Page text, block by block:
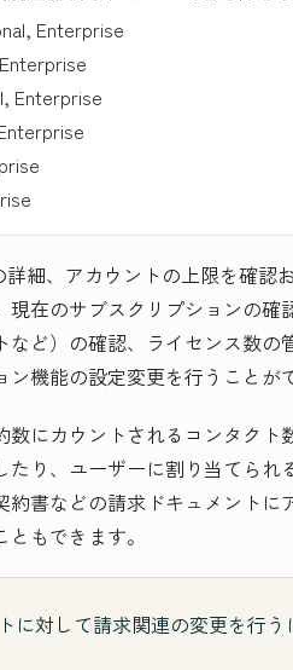
Enterprise
Enterprise
細、アカウントの上限を確認
現在のサブスクリプションの確
ど）の確認、ライセンス数の
機能の設定変更を行うことが
にカウントされるコンタクト
り、ユーザーに割り当てられ
書などの請求ドキュメントに
もできます。
に対して請求関連の変更を行う